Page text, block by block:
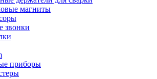
магниты
звонки
приборы